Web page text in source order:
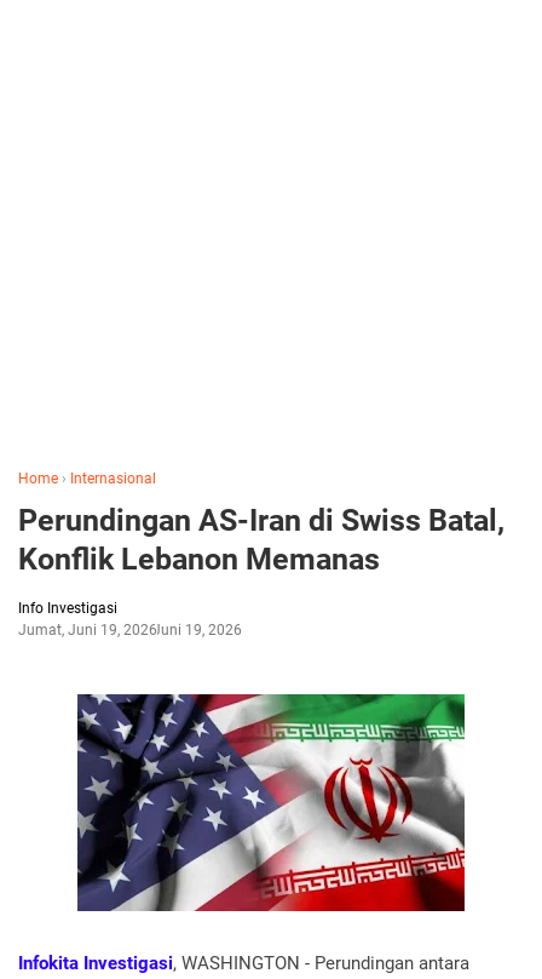
Home › Internasional
Perundingan AS-Iran di Swiss Batal,
Konflik Lebanon Memanas
Info Investigasi
Jumat, Juni 19, 2026Juni 19, 2026
Infokita Investigasi, WASHINGTON - Perundingan antara